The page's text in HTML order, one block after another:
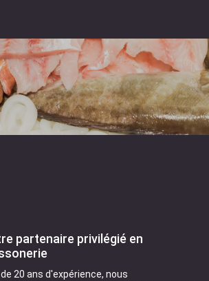
partenaire privilégié en
20 ans d'expérience, nous